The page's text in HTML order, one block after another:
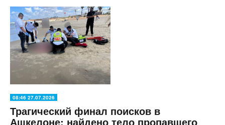
08:46 27.07.2026
Трагический финал поисков в
Ашкелоне: найдено тело пропавшего